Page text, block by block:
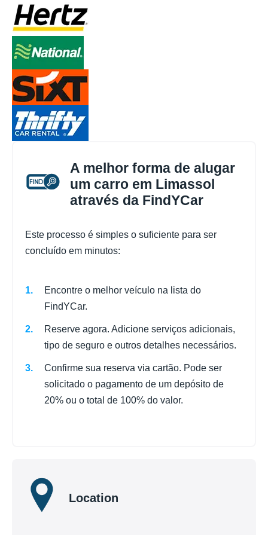
A melhor forma de alugar
um carro em Limassol
através da FindYCar
Este processo é simples o suficiente para ser
concluído em minutos:
Encontre o melhor veículo na lista do
FindYCar.
Reserve agora. Adicione serviços adicionais,
tipo de seguro e outros detalhes necessários.
Confirme sua reserva via cartão. Pode ser
solicitado o pagamento de um depósito de
20% ou o total de 100% do valor.
Location